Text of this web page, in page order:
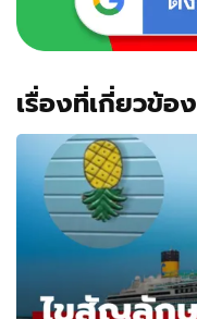
รีบ
เตือน
ทันที
เรื่องที่เกี่ยวข้อง